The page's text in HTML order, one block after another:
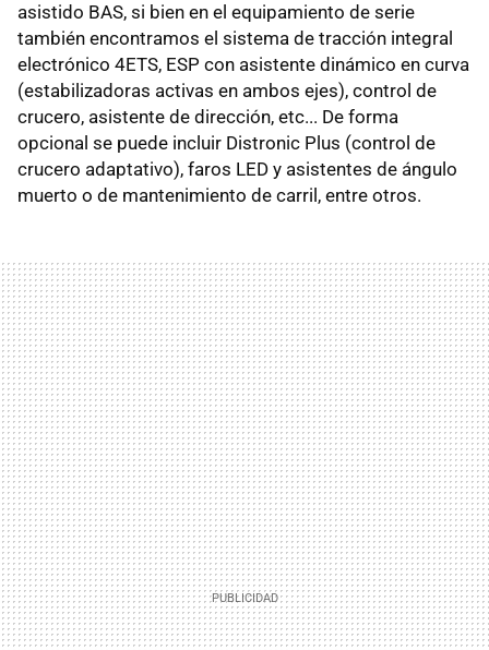
asistido BAS, si bien en el equipamiento de serie
también encontramos el sistema de tracción integral
electrónico 4ETS, ESP con asistente dinámico en curva
(estabilizadoras activas en ambos ejes), control de
crucero, asistente de dirección, etc... De forma
opcional se puede incluir Distronic Plus (control de
crucero adaptativo), faros LED y asistentes de ángulo
muerto o de mantenimiento de carril, entre otros.